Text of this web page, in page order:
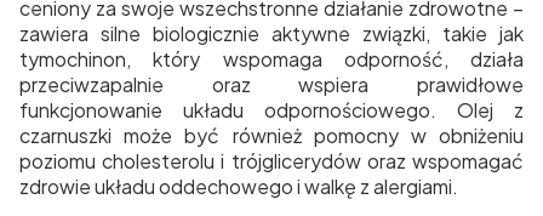
ceniony za swoje wszechstronne działanie zdrowotne –
zawiera silne biologicznie aktywne związki, takie jak
tymochinon, który wspomaga odporność, działa
przeciwzapalnie oraz wspiera prawidłowe
funkcjonowanie układu odpornościowego. Olej z
czarnuszki może być również pomocny w obniżeniu
poziomu cholesterolu i trójglicerydów oraz wspomagać
zdrowie układu oddechowego i walkę z alergiami.